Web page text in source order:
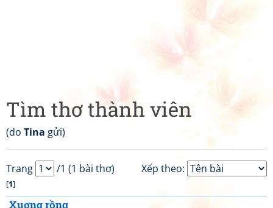
Tìm thơ thành viên
(do Tina gửi)
Xếp theo:
Trang /1 (1 bài thơ)
[1]
Xuơng rồng